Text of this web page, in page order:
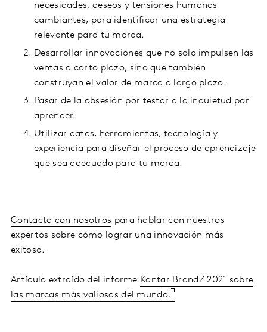
necesidades, deseos y tensiones humanas
cambiantes, para identificar una estrategia
relevante para tu marca.
Desarrollar innovaciones que no solo impulsen las
ventas a corto plazo, sino que también
construyan el valor de marca a largo plazo.
Pasar de la obsesión por testar a la inquietud por
aprender.
Utilizar datos, herramientas, tecnología y
experiencia para diseñar el proceso de aprendizaje
que sea adecuado para tu marca.
Contacta con nosotros para hablar con nuestros
expertos sobre cómo lograr una innovación más
exitosa.
Artículo extraído del informe Kantar BrandZ 2021 sobre
las marcas más valiosas del mundo.